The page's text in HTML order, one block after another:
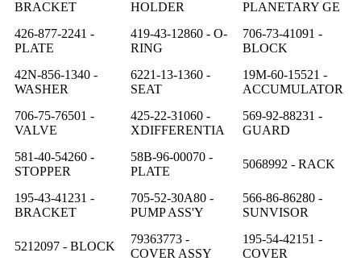
BRACKET
HOLDER
PLANETARY GE
426-877-2241 -
PLATE
419-43-12860 - O-
RING
706-73-41091 -
BLOCK
42N-856-1340 -
WASHER
6221-13-1360 -
SEAT
19M-60-15521 -
ACCUMULATOR
706-75-76501 -
VALVE
425-22-31060 -
XDIFFERENTIA
569-92-88231 -
GUARD
581-40-54260 -
STOPPER
58B-96-00070 -
PLATE
5068992 - RACK
195-43-41231 -
BRACKET
705-52-30A80 -
PUMP ASS'Y
566-86-86280 -
SUNVISOR
5212097 - BLOCK
79363773 -
COVER ASSY
195-54-42151 -
COVER